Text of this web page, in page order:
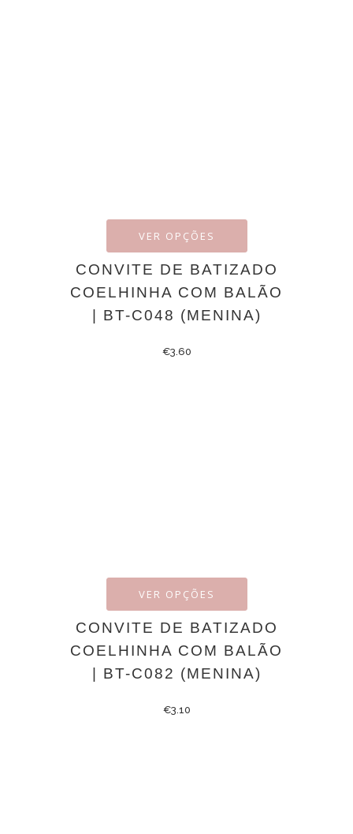
VER OPÇÕES
CONVITE DE BATIZADO
COELHINHA COM BALÃO
| BT-C048 (MENINA)
€3.60
VER OPÇÕES
CONVITE DE BATIZADO
COELHINHA COM BALÃO
| BT-C082 (MENINA)
€3.10